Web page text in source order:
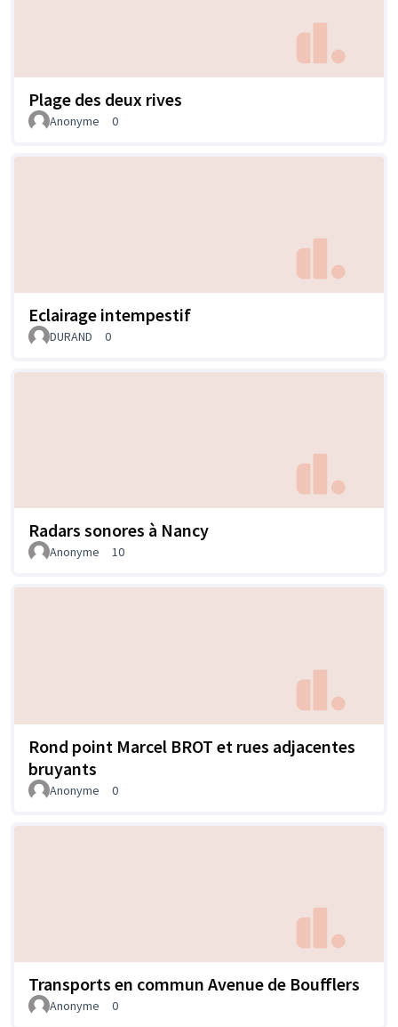
Plage des deux rives
Anonyme 0
Eclairage intempestif
DURAND 0
Radars sonores à Nancy
Anonyme 10
Rond point Marcel BROT et rues adjacentes
bruyants
Anonyme 0
Transports en commun Avenue de Boufflers
Anonyme 0